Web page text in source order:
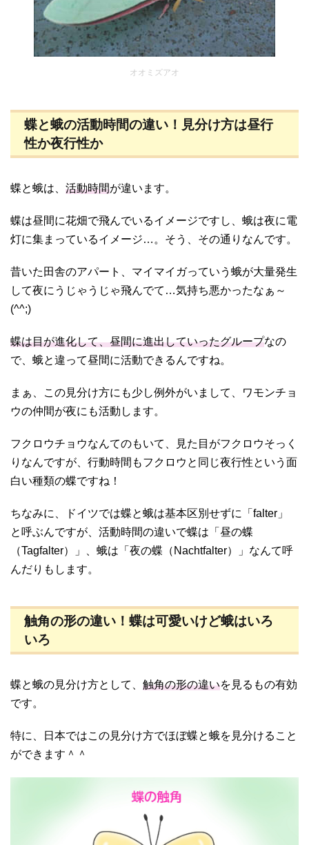
オオミズアオ
蝶と蛾の活動時間の違い！見分け方は昼行
性か夜行性か
蝶と蛾は、 活動時間が違います。
蝶は昼間に花畑で飛んでいるイメージですし、蛾は夜に電
灯に集まっているイメージ…。そう、その通りなんです。
昔いた田舎のアパート、マイマイガっていう蛾が大量発生
して夜にうじゃうじゃ飛んでて…気持ち悪かったなぁ～
(^^;)
蝶は目が進化して、昼間に進出していったグループなの
で、蛾と違って昼間に活動できるんですね。
まぁ、この見分け方にも少し例外がいまして、ワモンチョ
ウの仲間が夜にも活動します。
フクロウチョウなんてのもいて、見た目がフクロウそっく
りなんですが、行動時間もフクロウと同じ夜行性という面
白い種類の蝶ですね！
ちなみに、ドイツでは蝶と蛾は基本区別せずに「falter」
と呼ぶんですが、活動時間の違いで蝶は「昼の蝶
（Tagfalter）」、蛾は「夜の蝶（Nachtfalter）」なんて呼
んだりもします。
触角の形の違い！蝶は可愛いけど蛾はいろ
いろ
蝶と蛾の見分け方として、 触角の形の違いを見るもの有効
です。
特に、日本ではこの見分け方でほぼ蝶と蛾を見分けること
ができます＾＾